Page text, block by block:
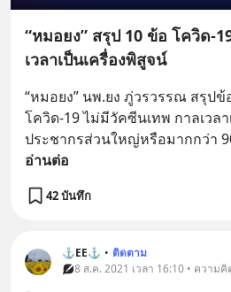
“หมอยง” สรุป 10 ข้อ โควิด-
เวลาเป็นเครื่องพิสูจน์
“หมอยง” นพ.ยง ภู่วรวรรณ สรุป
โควิด-19 ไม่มีวัคซีนเทพ กาลเวล
ประชากรส่วนใหญ่หรือมากกว่า
อ่านต่อ
42 บันทึก
⚓EE⚓ • ติดตาม
8 ส.ค. 2021 เวลา 16:10 • ความคิ